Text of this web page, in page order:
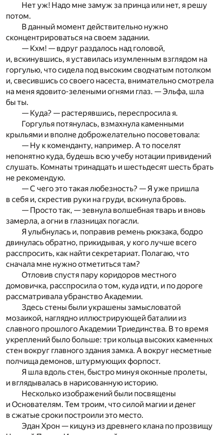
Нет уж! Надо мне замуж за принца или нет, я решу
потом.
В данный момент действительно нужно
сконцентрироваться на своем задании.
— Кхм! — вдруг раздалось над головой,
и, вскинувшись, я уставилась изумленным взглядом на
горгулью, что сидела под высоким сводчатым потолком
и, свесившись со своего насеста, внимательно смотрела
на меня ядовито-зелеными огнями глаз. — Эльфа, шла
бы ты.
— Куда? — растерявшись, переспросила я.
Горгулья потянулась, взмахнула каменными
крыльями и вполне доброжелательно посоветовала:
— Ну к коменданту, например. А то поселят
непонятно куда, будешь всю учебу нотации привидений
слушать. Комнаты тринадцать и шестьдесят шесть брать
не рекомендую.
— С чего это такая любезность? — Я уже пришла
в себя и, скрестив руки на груди, вскинула бровь.
— Просто так, — зевнула волшебная тварь и вновь
замерла, а огни в глазницах погасли.
Я улыбнулась и, поправив ремень рюкзака, бодро
двинулась обратно, прикидывая, у кого лучше всего
расспросить, как найти секретариат. Полагаю, что
сначала мне нужно отметиться там?
Отловив спустя пару коридоров местного
домовичка, расспросила о том, куда идти, и по дороге
рассматривала убранство Академии.
Здесь стены были украшены замысловатой
мозаикой, наглядно иллюстрирующей баталии из
славного прошлого Академии Триединства. В то время
укреплений было больше: три кольца высоких каменных
стен вокруг главного здания замка. А вокруг несметные
полчища демонов, штурмующих форпост.
Я шла вдоль стен, быстро минуя оконные пролеты,
и вглядывалась в нарисованную историю.
Несколько изображений были посвящены
и Основателям. Тем троим, что силой магии и денег
в сжатые сроки построили это место.
Эдан Хрон — кицунэ из древнего клана по прозвищу